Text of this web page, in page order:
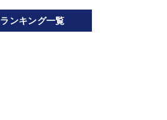
ランキング一覧